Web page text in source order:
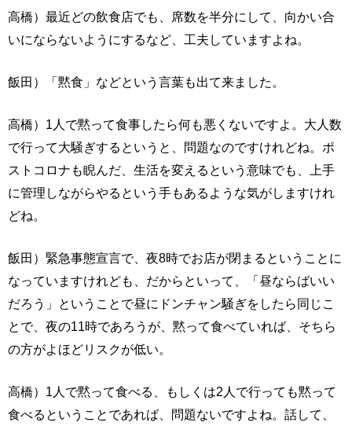
高橋）最近どの飲食店でも、席数を半分にして、向かい合
いにならないようにするなど、工夫していますよね。
飯田）「黙食」などという言葉も出て来ました。
高橋）1人で黙って食事したら何も悪くないですよ。大人数
で行って大騒ぎするというと、問題なのですけれどね。ポ
ストコロナも睨んだ、生活を変えるという意味でも、上手
に管理しながらやるという手もあるような気がしますけれ
どね。
飯田）緊急事態宣言で、夜8時でお店が閉まるということに
なっていますけれども、だからといって、「昼ならばいい
だろう」ということで昼にドンチャン騒ぎをしたら同じこ
とで、夜の11時であろうが、黙って食べていれば、そちら
の方がよほどリスクが低い。
高橋）1人で黙って食べる、もしくは2人で行っても黙って
食べるということであれば、問題ないですよね。話して、